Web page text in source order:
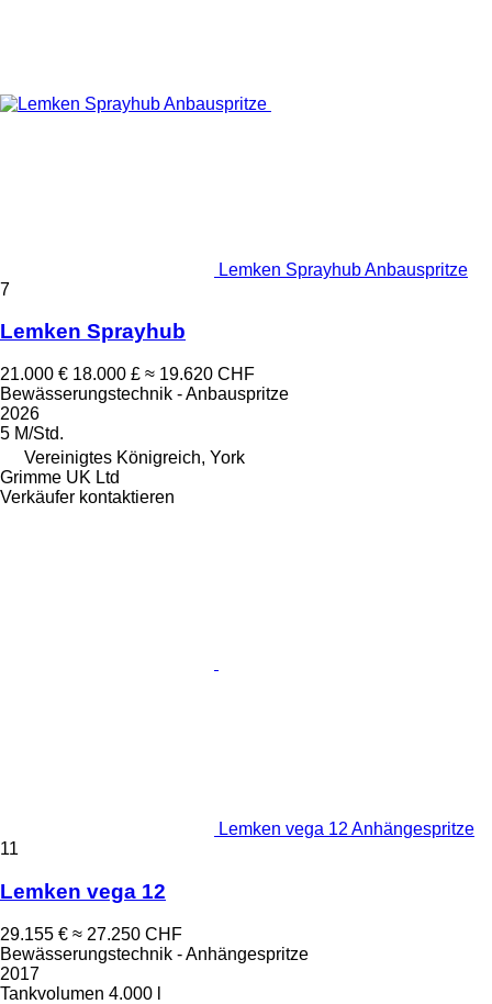
Lemken Sprayhub Anbauspritze
7
Lemken Sprayhub
21.000 € 18.000 £ ≈ 19.620 CHF
Bewässerungstechnik - Anbauspritze
2026
5 M/Std.
Vereinigtes Königreich, York
Grimme UK Ltd
Verkäufer kontaktieren
Lemken vega 12 Anhängespritze
11
Lemken vega 12
29.155 € ≈ 27.250 CHF
Bewässerungstechnik - Anhängespritze
2017
Tankvolumen 4.000 l